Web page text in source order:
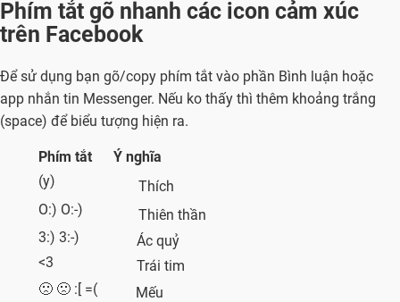
Phím tắt gõ nhanh các icon cảm xúc
trên Facebook
Để sử dụng bạn gõ/copy phím tắt vào phần Bình luận hoặc
app nhắn tin Messenger. Nếu ko thấy thì thêm khoảng trắng
(space) để biểu tượng hiện ra.
Phím tắt
Ý nghĩa
(y)
Thích
O:) O:-)
Thiên thần
3:) 3:-)
Ác quỷ
<3
Trái tim
🙁 🙁 :[ =(
Mếu